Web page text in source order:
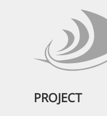
PROJECT